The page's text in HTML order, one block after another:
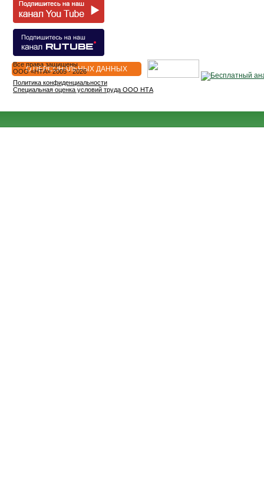
О ПЕРСОНАЛЬНЫХ ДАННЫХ
Все права защищены
OOO «НТА» 2005 - 2026
Политика конфиденциальности
Специальная оценка условий труда ООО НТА